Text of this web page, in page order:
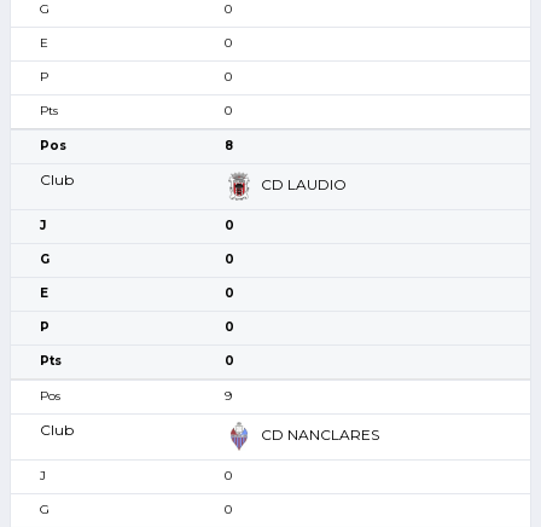
0
0
0
0
8
CD LAUDIO
0
0
0
0
0
9
CD NANCLARES
0
0